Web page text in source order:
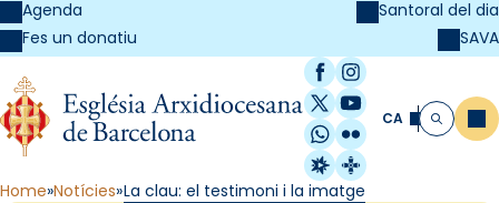
Agenda
Fes un donatiu
Santoral del dia
SAVA
Facebook
Instagram
X / Twitter
YouTube
WhatsApp
Flickr
Radio Estel
Catalunya
CA Cerca
Home Notícies La clau: el testimoni i la imatge